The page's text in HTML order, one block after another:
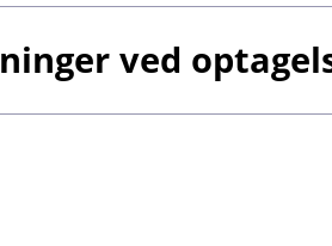
ved